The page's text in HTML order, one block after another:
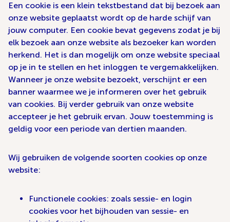
Een cookie is een klein tekstbestand dat bij bezoek aan
onze website geplaatst wordt op de harde schijf van
jouw computer. Een cookie bevat gegevens zodat je bij
elk bezoek aan onze website als bezoeker kan worden
herkend. Het is dan mogelijk om onze website speciaal
op je in te stellen en het inloggen te vergemakkelijken.
Wanneer je onze website bezoekt, verschijnt er een
banner waarmee we je informeren over het gebruik
van cookies. Bij verder gebruik van onze website
accepteer je het gebruik ervan. Jouw toestemming is
geldig voor een periode van dertien maanden.
Wij gebruiken de volgende soorten cookies op onze
website:
Functionele cookies: zoals sessie- en login
cookies voor het bijhouden van sessie- en